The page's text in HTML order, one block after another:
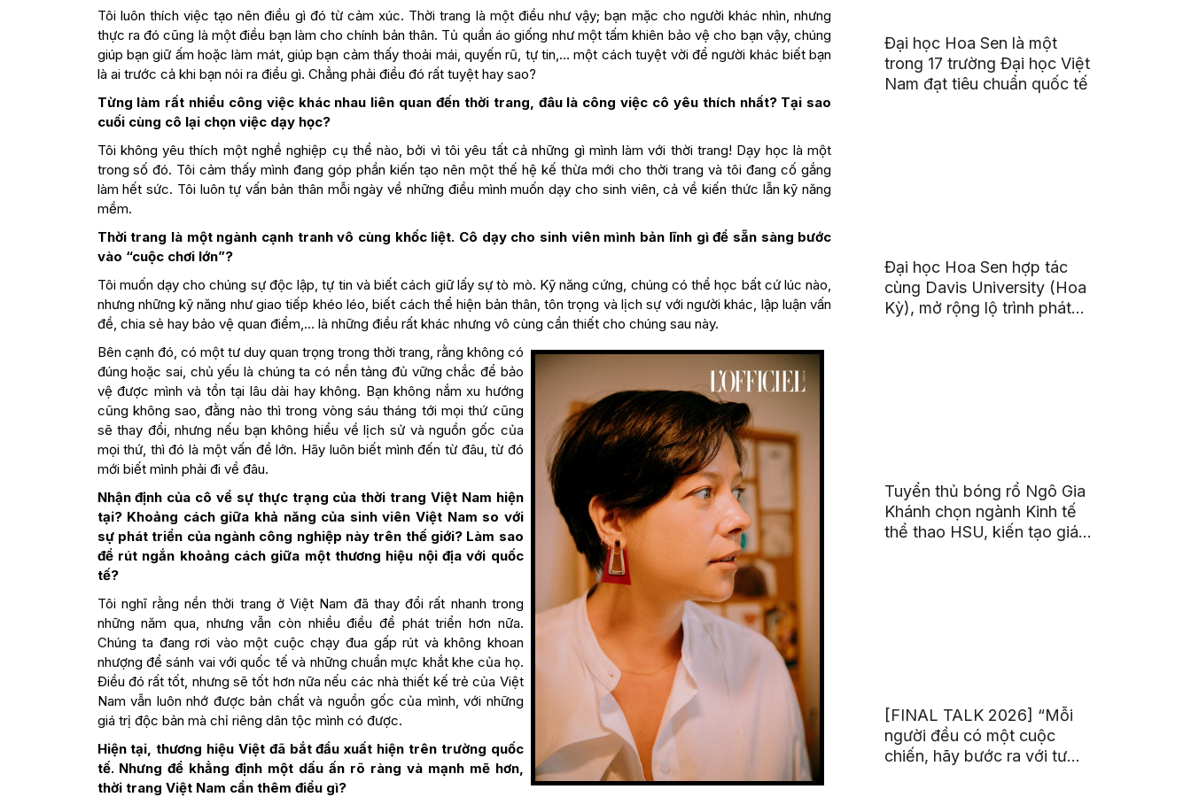
Tôi luôn thích việc tạo nên điều gì đó từ cảm xúc. Thời trang là một điều như vậy; bạn mặc cho người khác nhìn, nhưng
thực ra đó cũng là một điều bạn làm cho chính bản thân. Tủ quần áo giống như một tấm khiên bảo vệ cho bạn vậy, chúng
giúp bạn giữ ấm hoặc làm mát, giúp bạn cảm thấy thoải mái, quyến rũ, tự tin,… một cách tuyệt vời để người khác biết bạn
là ai trước cả khi bạn nói ra điều gì. Chẳng phải điều đó rất tuyệt hay sao?
Từng làm rất nhiều công việc khác nhau liên quan đến thời trang, đâu là công việc cô yêu thích nhất? Tại sao
cuối cùng cô lại chọn việc dạy học?
Tôi không yêu thích một nghề nghiệp cụ thể nào, bởi vì tôi yêu tất cả những gì mình làm với thời trang! Dạy học là một
trong số đó. Tôi cảm thấy mình đang góp phần kiến tạo nên một thế hệ kế thừa mới cho thời trang và tôi đang cố gắng
làm hết sức. Tôi luôn tự vấn bản thân mỗi ngày về những điều mình muốn dạy cho sinh viên, cả về kiến thức lẫn kỹ năng
mềm.
Thời trang là một ngành cạnh tranh vô cùng khốc liệt. Cô dạy cho sinh viên mình bản lĩnh gì để sẵn sàng bước
vào “cuộc chơi lớn”?
Tôi muốn dạy cho chúng sự độc lập, tự tin và biết cách giữ lấy sự tò mò. Kỹ năng cứng, chúng có thể học bất cứ lúc nào,
nhưng những kỹ năng như giao tiếp khéo léo, biết cách thể hiện bản thân, tôn trọng và lịch sự với người khác, lập luận vấn
đề, chia sẻ hay bảo vệ quan điểm,… là những điều rất khác nhưng vô cùng cần thiết cho chúng sau này.
Bên cạnh đó, có một tư duy quan trọng trong thời trang, rằng không có
đúng hoặc sai, chủ yếu là chúng ta có nền tảng đủ vững chắc để bảo
vệ được mình và tồn tại lâu dài hay không. Bạn không nắm xu hướng
cũng không sao, đằng nào thì trong vòng sáu tháng tới mọi thứ cũng
sẽ thay đổi, nhưng nếu bạn không hiểu về lịch sử và nguồn gốc của
mọi thứ, thì đó là một vấn đề lớn. Hãy luôn biết mình đến từ đâu, từ đó
mới biết mình phải đi về đâu.
Nhận định của cô về sự thực trạng của thời trang Việt Nam hiện
tại? Khoảng cách giữa khả năng của sinh viên Việt Nam so với
sự phát triển của ngành công nghiệp này trên thế giới? Làm sao
để rút ngắn khoảng cách giữa một thương hiệu nội địa với quốc
tế?
Tôi nghĩ rằng nền thời trang ở Việt Nam đã thay đổi rất nhanh trong
những năm qua, nhưng vẫn còn nhiều điều để phát triển hơn nữa.
Chúng ta đang rơi vào một cuộc chạy đua gấp rút và không khoan
nhượng để sánh vai với quốc tế và những chuẩn mực khắt khe của họ.
Điều đó rất tốt, nhưng sẽ tốt hơn nữa nếu các nhà thiết kế trẻ của Việt
Nam vẫn luôn nhớ được bản chất và nguồn gốc của mình, với những
giá trị độc bản mà chỉ riêng dân tộc mình có được.
Hiện tại, thương hiệu Việt đã bắt đầu xuất hiện trên trường quốc
tế. Nhưng để khẳng định một dấu ấn rõ ràng và mạnh mẽ hơn,
thời trang Việt Nam cần thêm điều gì?
Đại học Hoa Sen là một
trong 17 trường Đại học Việt
Nam đạt tiêu chuẩn quốc tế
Đại học Hoa Sen hợp tác
cùng Davis University (Hoa
Kỳ), mở rộng lộ trình phát
Tuyển thủ bóng rổ Ngô Gia
Khánh chọn ngành Kinh tế
thể thao HSU, kiến tạo giá
[FINAL TALK 2026] “Mỗi
người đều có một cuộc
chiến, hãy bước ra với tư